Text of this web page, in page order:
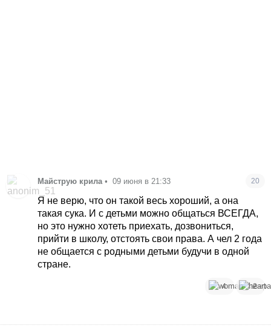
Майструю крила • 09 июня в 21:33 20
Я не верю, что он такой весь хороший, а она
такая сука. И с детьми можно общаться ВСЕГДА,
но это нужно хотеть приехать, дозвониться,
прийти в школу, отстоять свои права. А чел 2 года
не общается с родными детьми будучи в одной
стране.
4 2